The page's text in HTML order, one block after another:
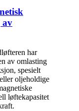
av
har
av omlasting
spesielt
oljeholdige
løftekapasitet